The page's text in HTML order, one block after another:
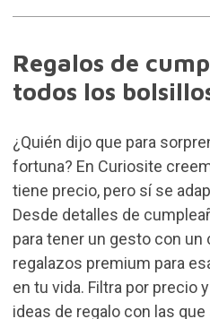
Regalos de
todos los
¿Quién dijo que para
fortuna? En Curiosite
tiene precio, pero sí se
Desde detalles de
para tener un gesto con un
regalazos premium para
en tu vida. Filtra por precio
ideas de regalo con las